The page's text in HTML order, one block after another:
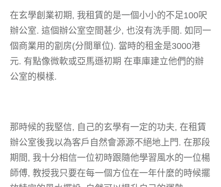
在玄學創業初期, 我租賃的是一個小小的不足100呎
辦公室. 這個辦公室空間甚少, 也沒有洗手間. 如同一
個商業用的劏房(分間單位). 當時的租金是3000港
元. 有點像微軟或亞馬遜初期 在車庫建立他們的辦
公室的模樣.
那時候的我堅信, 自己的玄學有一定的功夫, 在租賃
辦公室後我以為客戶自然會源源不絕地上門. 在那段
期間, 我十分相信一位初時跟隨他學習風水的一位楊
師傅, 教授我只要在每一個方位在一年什麼的時候擺